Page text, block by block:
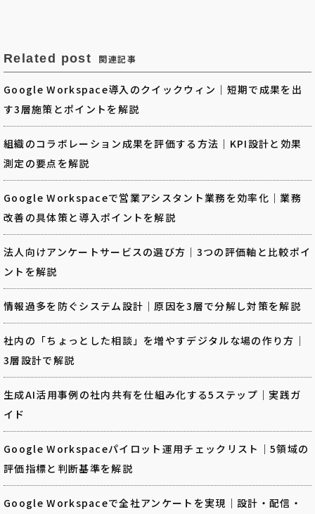
Related post 関連記事
Google Workspace導入のクイックウィン｜短期で成果を出
す3層施策とポイントを解説
組織のコラボレーション成果を評価する方法｜KPI設計と効果
測定の要点を解説
Google Workspaceで営業アシスタント業務を効率化｜業務
改善の具体策と導入ポイントを解説
法人向けアンケートサービスの選び方｜3つの評価軸と比較ポイ
ントを解説
情報過多を防ぐシステム設計｜原因を3層で分解し対策を解説
社内の「ちょっとした相談」を増やすデジタルな場の作り方｜
3層設計で解説
生成AI活用事例の社内共有を仕組み化する5ステップ｜実践ガ
イド
Google Workspaceパイロット運用チェックリスト｜5領域の
評価指標と判断基準を解説
Google Workspaceで全社アンケートを実現｜設計・配信・